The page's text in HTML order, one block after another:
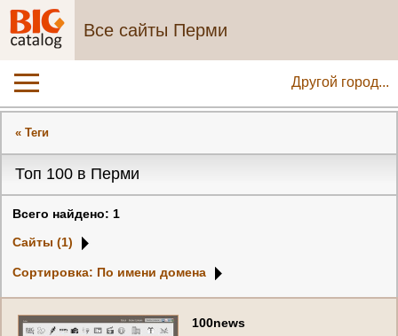
Все сайты Перми
Другой город...
« Теги
Топ 100 в Перми
Всего найдено: 1
Сайты (1)
Сортировка: По имени домена
100news